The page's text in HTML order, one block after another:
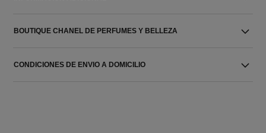
BOUTIQUE CHANEL DE PERFUMES Y BELLEZA
CONDICIONES DE ENVIO A DOMICILIO